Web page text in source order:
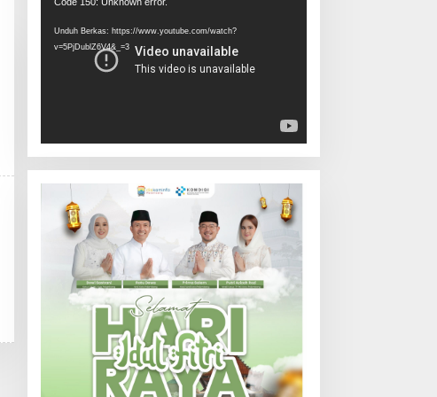
Unduh Berkas: https://www.youtube.com/watch?
v=5PjDublZ6V4&_=3